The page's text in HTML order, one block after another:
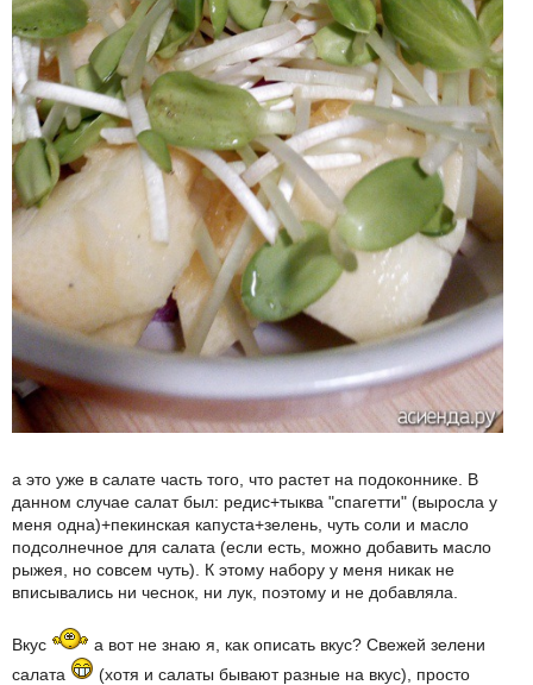
а это уже в салате часть того, что растет на подоконнике. В
данном случае салат был: редис+тыква "спагетти" (выросла у
меня одна)+пекинская капуста+зелень, чуть соли и масло
подсолнечное для салата (если есть, можно добавить масло
рыжея, но совсем чуть). К этому набору у меня никак не
вписывались ни чеснок, ни лук, поэтому и не добавляла.
Вкус
а вот не знаю я, как описать вкус? Свежей зелени
салата
(хотя и салаты бывают разные на вкус), просто